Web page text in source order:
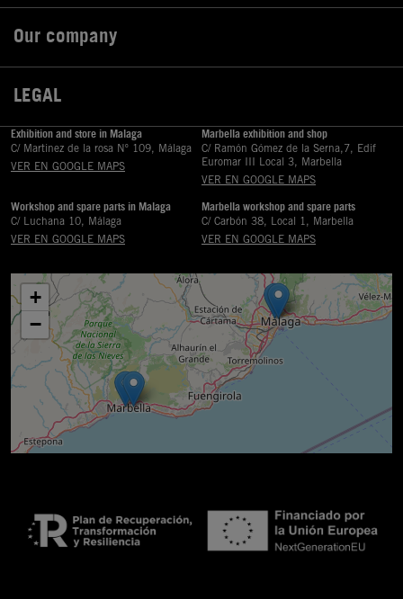
Our company
LEGAL
Exhibition and store in Malaga
C/ Martinez de la rosa Nº 109, Málaga
VER EN GOOGLE MAPS
Marbella exhibition and shop
C/ Ramón Gómez de la Serna,7, Edif
Euromar III Local 3, Marbella
VER EN GOOGLE MAPS
Workshop and spare parts in Malaga
C/ Luchana 10, Málaga
VER EN GOOGLE MAPS
Marbella workshop and spare parts
C/ Carbón 38, Local 1, Marbella
VER EN GOOGLE MAPS
+
−